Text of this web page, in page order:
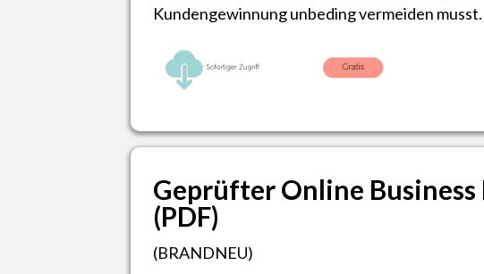
Kundengewinnung unbeding vermeiden musst.
Geprüfter Online Business
(PDF)
(BRANDNEU)